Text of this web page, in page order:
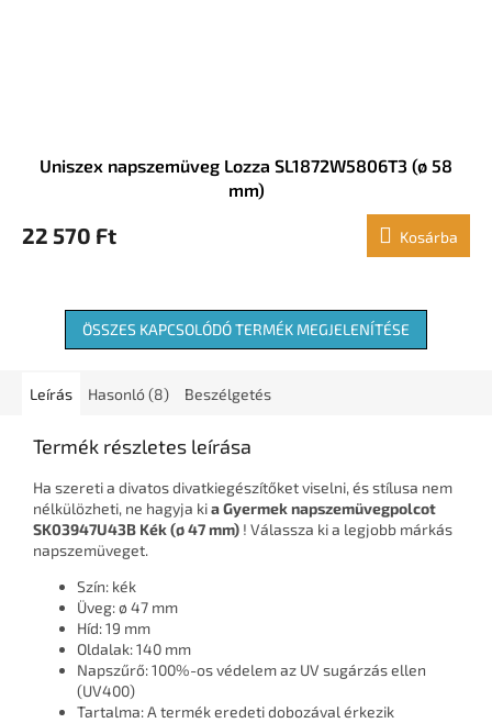
Uniszex napszemüveg Lozza SL1872W5806T3 (ø 58
mm)
22 570 Ft Kosárba
ÖSSZES KAPCSOLÓDÓ TERMÉK MEGJELENÍTÉSE
Leírás Hasonló (8) Beszélgetés
Termék részletes leírása
Ha szereti a divatos divatkiegészítőket viselni, és stílusa nem
nélkülözheti, ne hagyja kia Gyermek napszemüvegpolcot
SK03947U43B Kék (ø 47 mm) ! Válassza ki a legjobb márkás
napszemüveget.
Szín: kék
Üveg: ø 47 mm
Híd: 19 mm
Oldalak: 140 mm
Napszűrő: 100%-os védelem az UV sugárzás ellen
(UV400)
Tartalma: A termék eredeti dobozával érkezik